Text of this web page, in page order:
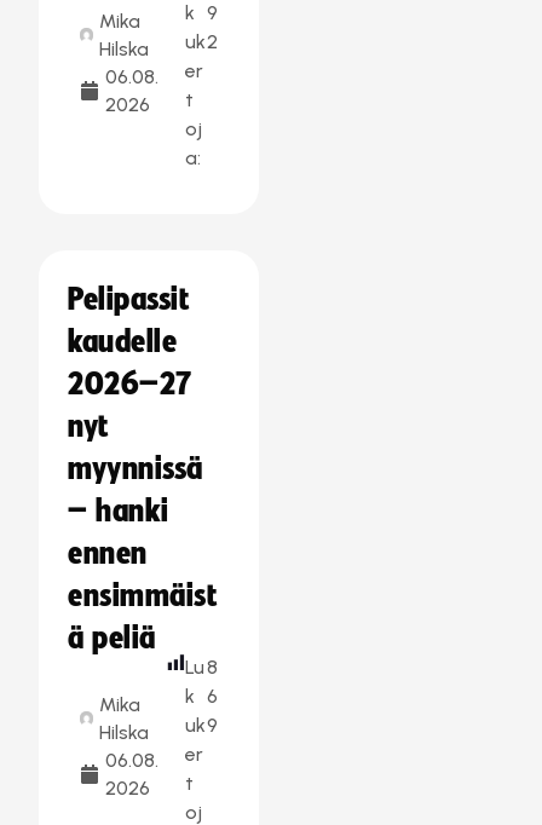
Mika
Hilska
06.08.
2026
k
uk
er
t
oj
a:
9
2
Pelipassit
kaudelle
2026–27
nyt
myynnissä
– hanki
ennen
ensimmäist
ä peliä
Mika
Hilska
06.08.
2026
Lu
k
uk
er
t
oj
8
6
9